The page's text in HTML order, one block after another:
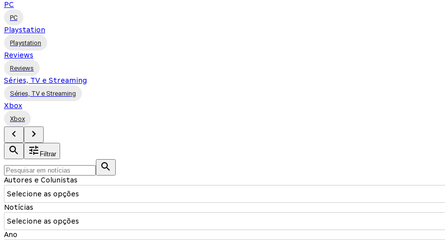
PC
PC
Playstation
Playstation
Reviews
Reviews
Séries, TV e Streaming
Séries, TV e Streaming
Xbox
Xbox
Filtrar
Autores e Colunistas
Selecione as opções
Notícias
Selecione as opções
Ano